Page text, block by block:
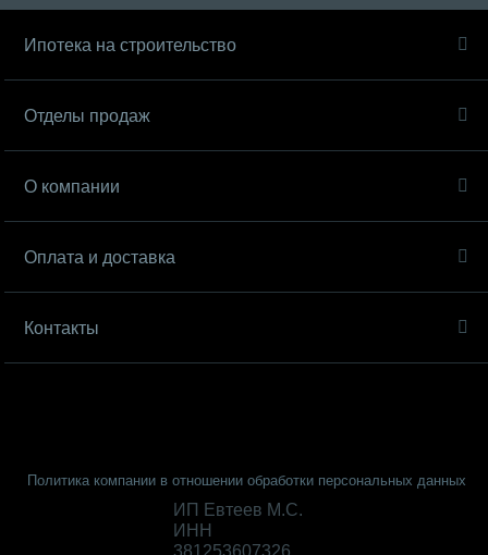
Ипотека на строительство
Отделы продаж
О компании
Оплата и доставка
Контакты
Политика компании в отношении обработки персональных данных
ИП Евтеев М.С.
ИНН
381253607326